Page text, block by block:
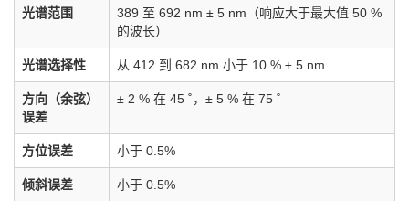
光谱范围
389 至 692 nm ± 5 nm（响应大于最大值 50 %
的波长）
光谱选择性 从 412 到 682 nm 小于 10 % ± 5 nm
方向（余弦）
误差
± 2 % 在 45 ˚，± 5 % 在 75 ˚
方位误差 小于 0.5%
倾斜误差 小于 0.5%